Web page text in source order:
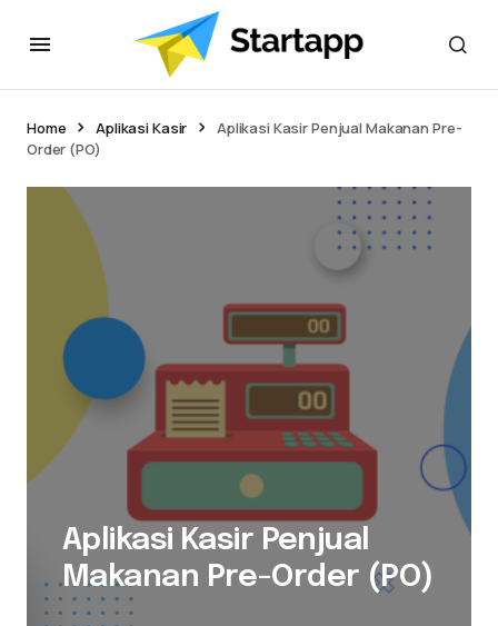
Home Aplikasi Kasir
Aplikasi Kasir Penjual Makanan Pre-
Order (PO)
Aplikasi Kasir Penjual
Makanan Pre-Order (PO)